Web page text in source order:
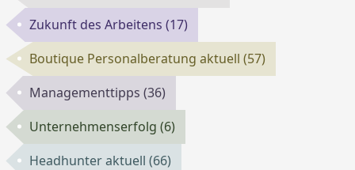
Zukunft des Arbeitens(17)
Boutique Personalberatung aktuell(57)
Managementtipps(36)
Unternehmenserfolg(6)
Headhunter aktuell(66)